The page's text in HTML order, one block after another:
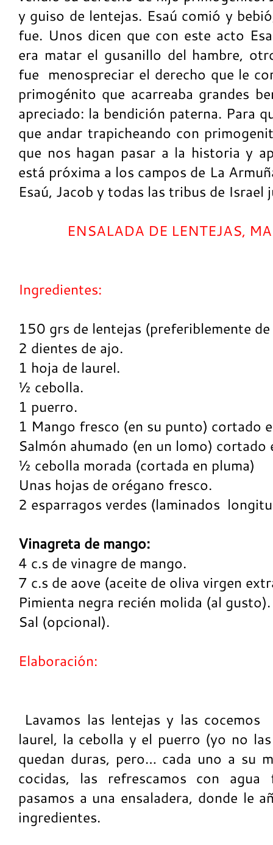
y guiso de lentejas. Esaú comió y
fue. Unos dicen que con este acto
era matar el gusanillo del hambre,
fue menospreciar el derecho que le
primogénito que acarreaba grandes
apreciado: la bendición paterna. Para
que andar trapicheando con
que nos hagan pasar a la historia y
está próxima a los campos de La
Esaú, Jacob y todas las tribus de Israel
ENSALADA DE LENTEJAS,
Ingredientes:
150 grs de lentejas (preferiblemente
2 dientes de ajo.
1 hoja de laurel.
½ cebolla.
1 puerro.
1 Mango fresco (en su punto) cortado
Salmón ahumado (en un lomo) cortado
½ cebolla morada (cortada en pluma)
Unas hojas de orégano fresco.
2 esparragos verdes (laminados
Vinagreta de mango:
4 c.s de vinagre de mango.
7 c.s de aove (aceite de oliva virgen
Pimienta negra recién molida (al gusto).
Sal (opcional).
Elaboración:
Lavamos las lentejas y las
laurel, la cebolla y el puerro (yo no
quedan duras, pero… cada uno a su
cocidas, las refrescamos con
pasamos a una ensaladera, donde le
ingredientes.